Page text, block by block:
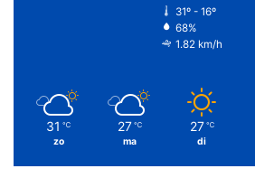
31º - 16º
68%
1.82 km/h
31 ℃
zo
27 ℃
ma
27 ℃
di